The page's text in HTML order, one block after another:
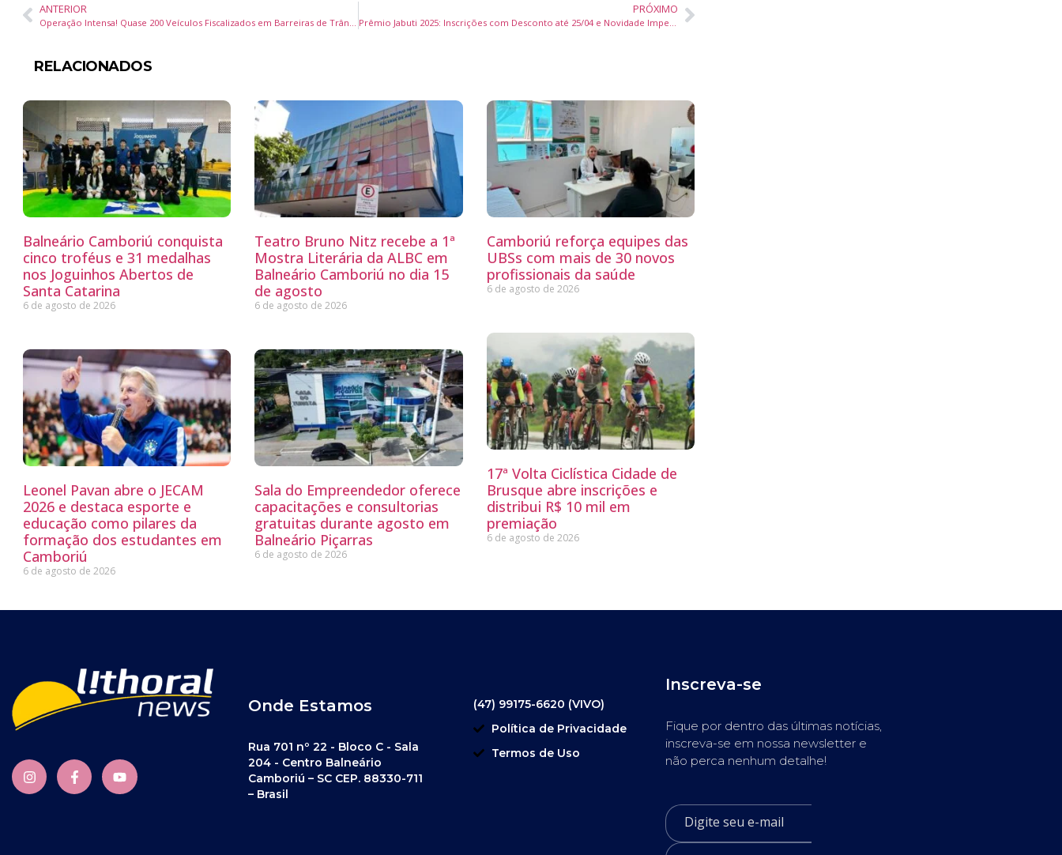
ANTERIOR PRÓXIMO
RELACIONADOS
Balneário Camboriú conquista
cinco troféus e 31 medalhas
nos Joguinhos Abertos de
Santa Catarina
6 de agosto de 2026
Teatro Bruno Nitz recebe a 1ª
Mostra Literária da ALBC em
Balneário Camboriú no dia 15
de agosto
6 de agosto de 2026
Camboriú reforça equipes das
UBSs com mais de 30 novos
profissionais da saúde
6 de agosto de 2026
Leonel Pavan abre o JECAM
2026 e destaca esporte e
educação como pilares da
formação dos estudantes em
Camboriú
6 de agosto de 2026
Sala do Empreendedor oferece
capacitações e consultorias
gratuitas durante agosto em
Balneário Piçarras
6 de agosto de 2026
17ª Volta Ciclística Cidade de
Brusque abre inscrições e
distribui R$ 10 mil em
premiação
6 de agosto de 2026
Onde Estamos
Rua 701 nº 22 - Bloco C - Sala
204 - Centro Balneário
Camboriú – SC CEP. 88330-711
– Brasil
(47) 99175-6620 (VIVO)
Política de Privacidade
Termos de Uso
Inscreva-se
Fique por dentro das últimas notícias,
inscreva-se em nossa newsletter e
não perca nenhum detalhe!